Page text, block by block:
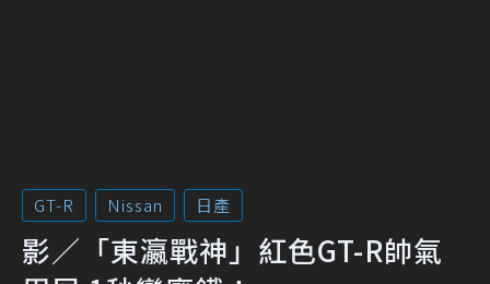
GT-R Nissan 日產
影／「東瀛戰神」紅色GT-R帥氣